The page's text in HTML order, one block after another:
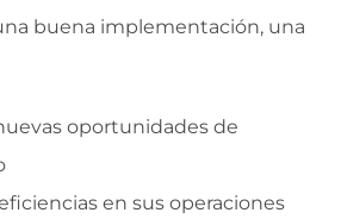
buena implementación, una
oportunidades de
en sus operaciones